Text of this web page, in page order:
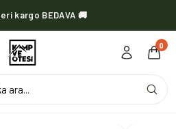
kargo BEDAVA 🚚
kargo her zaman bedava 🔥
0
ara...